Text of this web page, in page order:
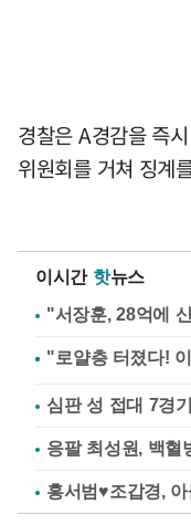
경찰은 A경감을 즉
위원회를 거쳐 징계
이시간 핫뉴스
"서장훈, 28억에
심판 성 접대 7경
응팔 최성원, 백
홍서범♥조갑경,